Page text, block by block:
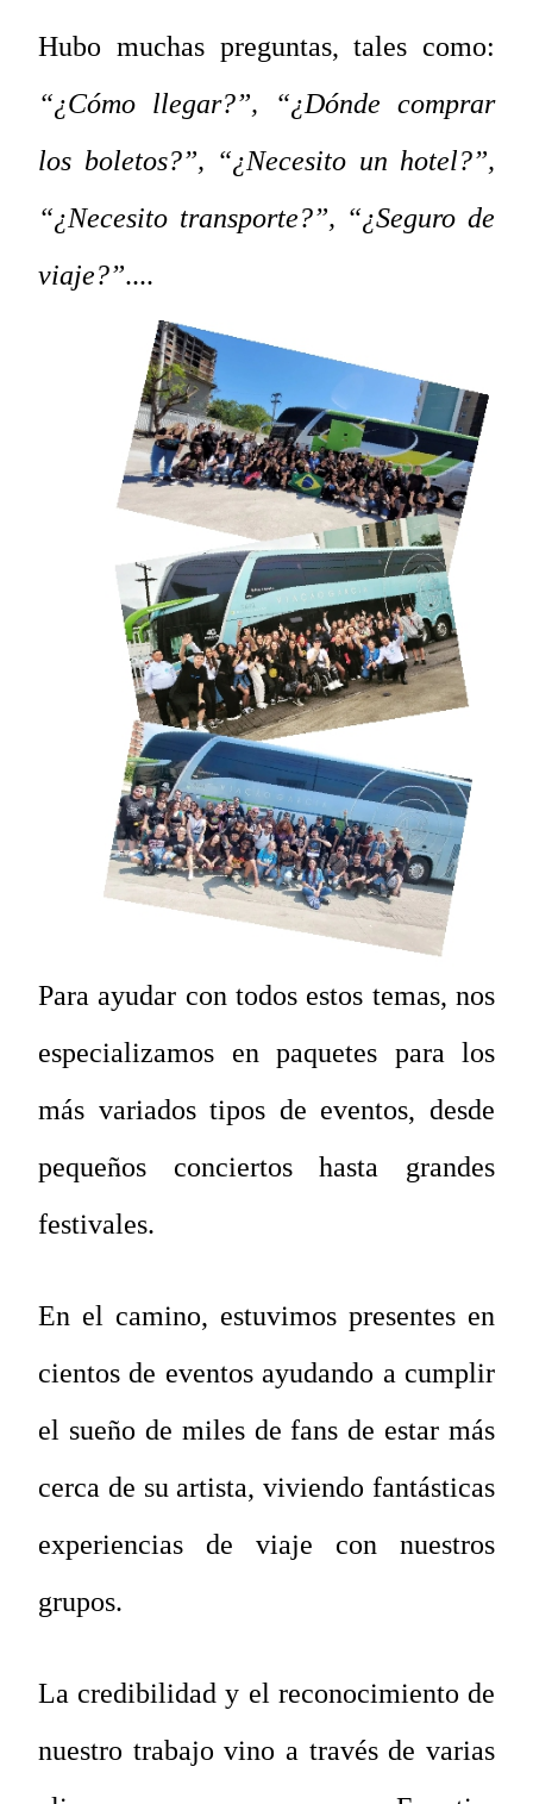
Hubo muchas preguntas, tales como:
“¿Cómo llegar?”, “¿Dónde comprar
los boletos?”, “¿Necesito un hotel?”,
“¿Necesito transporte?”, “¿Seguro de
viaje?”....
Para ayudar con todos estos temas, nos
especializamos en paquetes para los
más variados tipos de eventos, desde
pequeños conciertos hasta grandes
festivales.
En el camino, estuvimos presentes en
cientos de eventos ayudando a cumplir
el sueño de miles de fans de estar más
cerca de su artista, viviendo fantásticas
experiencias de viaje con nuestros
grupos.
La credibilidad y el reconocimiento de
nuestro trabajo vino a través de varias